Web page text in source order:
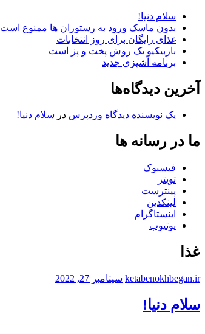
سلام دنیا!
بدون ماسک ورود به رستوران ها ممنوع است
غذای رایگان برای روز انتخابات
باربیکیو یک روش پخت و پز است
برنامه آشپزی جدید
آخرین دیدگاه‌ها
یک نویسنده دیدگاه وردپرس در سلام دنیا!
ما در رسانه ها
فیسبوک
تویتر
پینترست
لینکدین
اینستاگرام
یوتیوب
غذا
ketabenokhbegan.ir سپتامبر 27, 2022
سلام دنیا!